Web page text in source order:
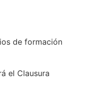
de formación
el Clausura